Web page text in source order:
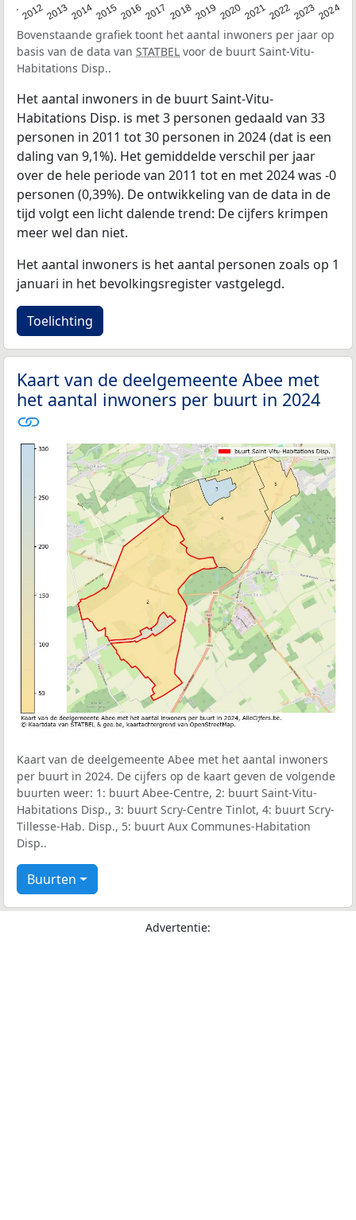
201220132014201520162017 20182019 20202021202220232024
Bovenstaande grafiek toont het aantal inwoners per jaar op
basis van de data van STATBEL voor de buurt Saint-Vitu-
Habitations Disp..
Het aantal inwoners in de buurt Saint-Vitu-
Habitations Disp. is met 3 personen gedaald van 33
personen in 2011 tot 30 personen in 2024 (dat is een
daling van 9,1%). Het gemiddelde verschil per jaar
over de hele periode van 2011 tot en met 2024 was -0
personen (0,39%). De ontwikkeling van de data in de
tijd volgt een licht dalende trend: De cijfers krimpen
meer wel dan niet.
Het aantal inwoners is het aantal personen zoals op 1
januari in het bevolkingsregister vastgelegd.
Toelichting
Kaart van de deelgemeente Abee met
het aantal inwoners per buurt in 2024
Kaart van de deelgemeente Abee met het aantal inwoners
per buurt in 2024. De cijfers op de kaart geven de volgende
buurten weer: 1: buurt Abee-Centre, 2: buurt Saint-Vitu-
Habitations Disp., 3: buurt Scry-Centre Tinlot, 4: buurt Scry-
Tillesse-Hab. Disp., 5: buurt Aux Communes-Habitation
Disp..
Buurten
Advertentie: